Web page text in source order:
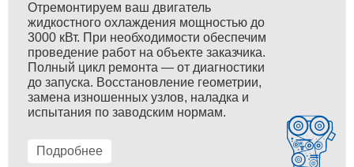
Отремонтируем ваш двигатель
жидкостного охлаждения мощностью до
3000 кВт. При необходимости обеспечим
проведение работ на объекте заказчика.
Полный цикл ремонта — от диагностики
до запуска. Восстановление геометрии,
замена изношенных узлов, наладка и
испытания по заводским нормам.
Подробнее